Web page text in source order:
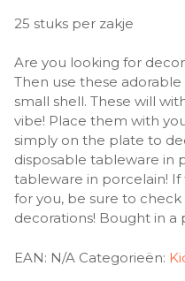
25 stuks per zakje
Are you looking for
Then use these
small shell. These will
vibe! Place them with
simply on the plate to
disposable tableware in
tableware in porcelain!
for you, be sure to
decorations! Bought in a
EAN: N/A Categorieën: